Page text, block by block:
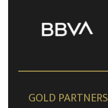
GOLD PARTNERS